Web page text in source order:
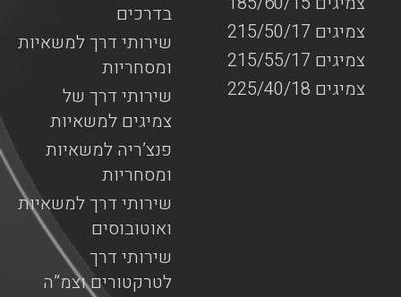
בדרכים
שירותי דרך למשאיות
ומסחריות
שירותי דרך של
צמיגים למשאיות
פנצ’ריה למשאיות
ומסחריות
שירותי דרך למשאיות
ואוטובוסים
שירותי דרך
לטרקטורים וצמ”ה
צמיגים 215/50/17
צמיגים 215/55/17
צמיגים 225/40/18